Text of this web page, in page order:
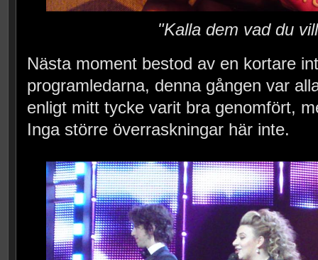
"Kalla dem vad du
Nästa moment bestod av en kortare
programledarna, denna gången var
enligt mitt tycke varit bra genomfört,
Inga större överraskningar här inte.